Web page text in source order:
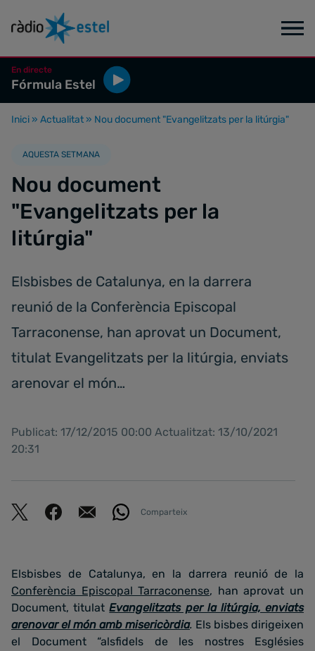
En directe
Fórmula Estel
Inici » Actualitat » Nou document "Evangelitzats per la litúrgia"
AQUESTA SETMANA
Nou document
"Evangelitzats per la
litúrgia"
Elsbisbes de Catalunya, en la darrera
reunió de la Conferència Episcopal
Tarraconense, han aprovat un Document,
titulat Evangelitzats per la litúrgia, enviats
arenovar el món…
Publicat: 17/12/2015 00:00 Actualitzat: 13/10/2021
20:31
Comparteix
Elsbisbes de Catalunya, en la darrera reunió de la
Conferència Episcopal Tarraconense, han aprovat un
Document, titulatEvangelitzats per la litúrgia, enviats
arenovar el món amb misericòrdia. Els bisbes dirigeixen
el Document “alsfidels de les nostres Esglésies